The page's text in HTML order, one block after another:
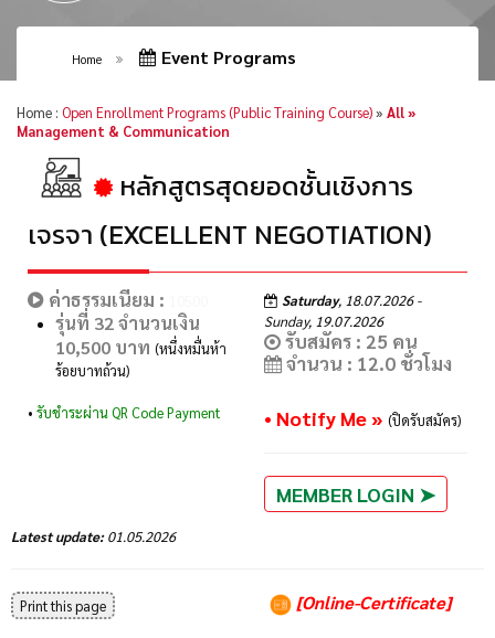
Home Event Programs
Home : Open Enrollment Programs (Public Training Course)» All »
Management & Communication
หลักสูตรสุดยอดชั้นเชิงการ
เจรจา (EXCELLENT NEGOTIATION)
ค่าธรรมเนียม :
รุ่นที่ 32 จำนวนเงิน
10,500 บาท (หนึ่งหมื่นห้า
ร้อยบาทถ้วน)
• รับชำระผ่าน QR Code Payment
Saturday, 18.07.2026 -
Sunday, 19.07.2026
รับสมัคร : 25 คน
จำนวน : 12.0 ชั่วโมง
• Notify Me » (ปิดรับสมัคร)
MEMBER LOGIN ➤
Latest update:01.05.2026
Print this page [Online-Certificate]